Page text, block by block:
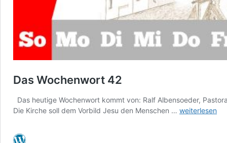
Das Wochenwort 42
Das heutige Wochenwort kommt von: Ralf Albensoeder,
Die Kirche soll dem Vorbild Jesu den Menschen … Das
weiterlesen